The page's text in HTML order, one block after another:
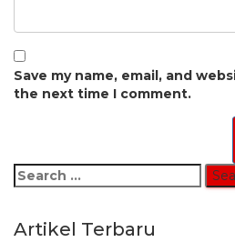
Save my name, email, and
the next time I comment.
Search
for:
Artikel Terbaru